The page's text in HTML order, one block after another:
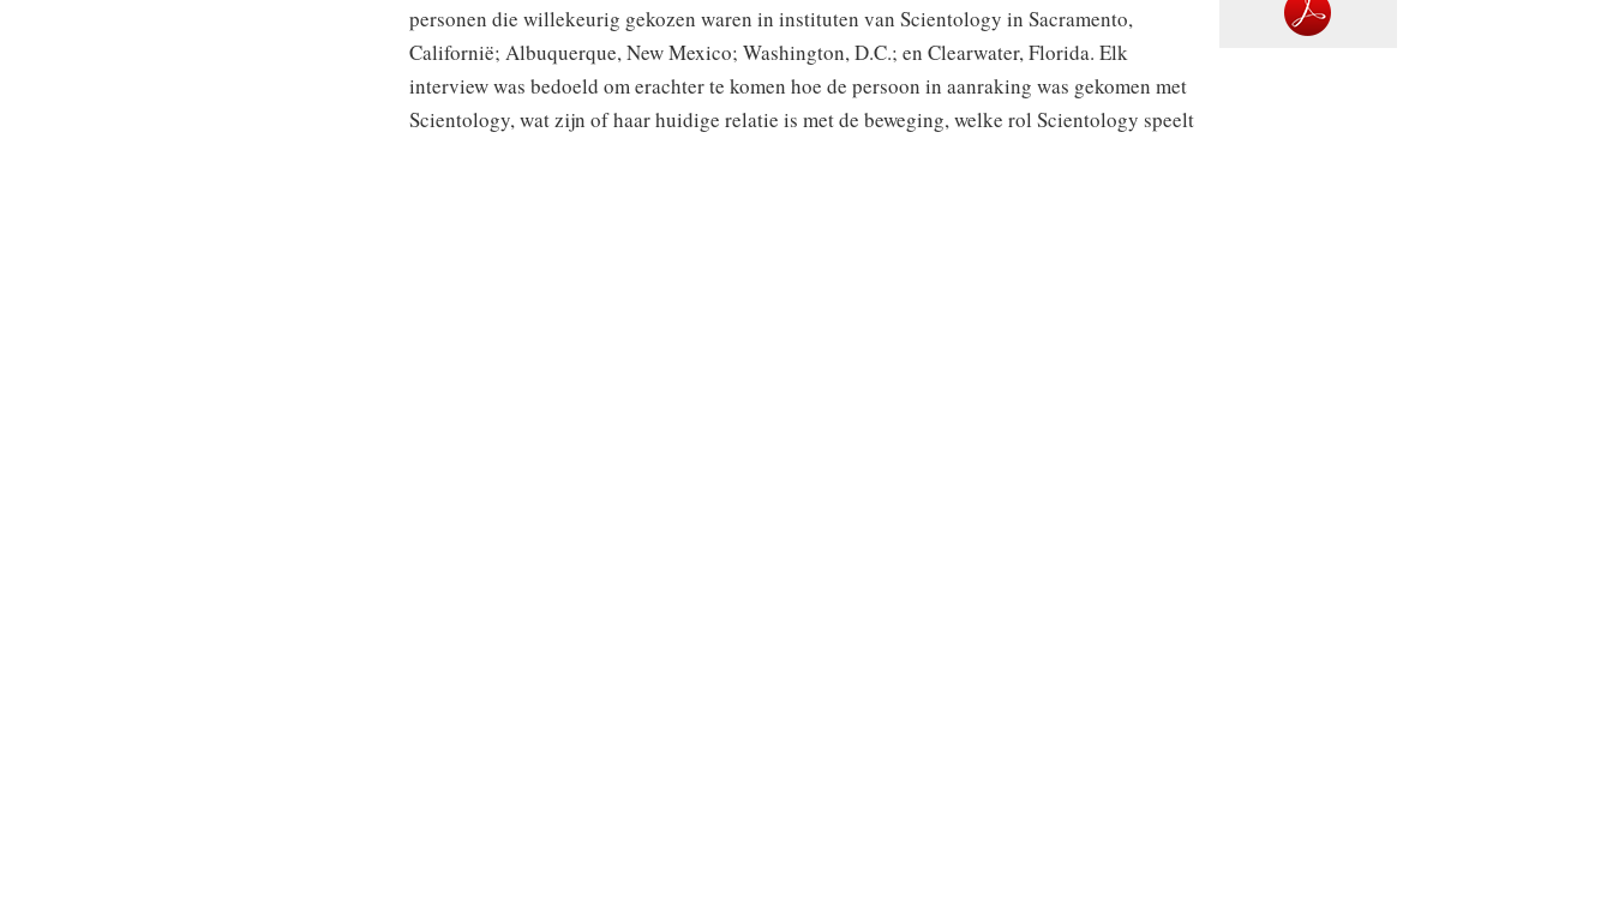
personen die willekeurig gekozen waren in instituten van Scientology in Sacramento,
Californië; Albuquerque, New Mexico; Washington, D.C.; en Clearwater, Florida. Elk
interview was bedoeld om erachter te komen hoe de persoon in aanraking was gekomen met
Scientology, wat zijn of haar huidige relatie is met de beweging, welke rol Scientology speelt